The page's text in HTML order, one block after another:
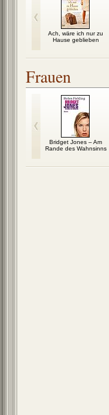
Ach, wäre ich nur zu
Hause geblieben
Frauen
Bridget Jones – Am
Rande des Wahnsinns